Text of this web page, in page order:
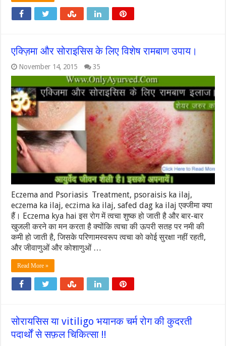
एक्ज़िमा और सोराइसिस के लिए विशेष रामबाण उपाय।
November 14, 2015 35
Eczema and Psoriasis Treatment, psoraisis ka ilaj,
eczema ka ilaj, eczima ka ilaj, safed dag ka ilaj एक्जीमा क्या
हैं। Eczema kya hai इस रोग में त्वचा शुष्क हो जाती है और बार-बार
खुजली करने का मन करता है क्योंकि त्वचा की ऊपरी सतह पर नमी की
कमी हो जाती है, जिसके परिणामस्वरूप त्वचा को कोई सुरक्षा नहीं रहती,
और जीवाणुओं और कोशाणुओं …
Read More »
सोरायसिस या vitiligo भयानक चर्म रोग की कुदरती
पदार्थों से सफ़ल चिकित्सा !!